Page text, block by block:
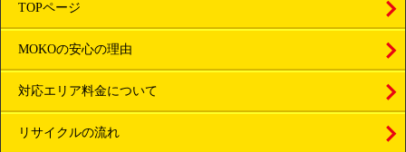
TOPページ
MOKOの安心の理由
対応エリア料金について
リサイクルの流れ